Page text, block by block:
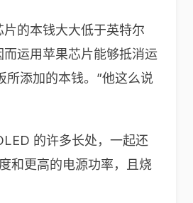
片的本钱大大低于英特尔
运用苹果芯片能够抵消运
所添加的本钱。”他这么说
的许多长处，一起还
和更高的电源功率，且烧